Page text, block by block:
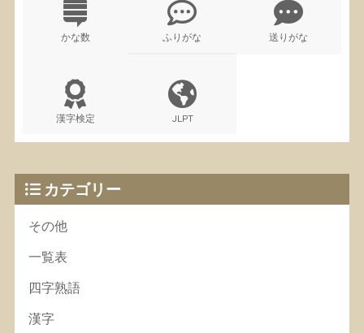
かな数 ふりがな 送りがな
漢字検定 JLPT
カテゴリー
その他
一覧表
四字熟語
漢字